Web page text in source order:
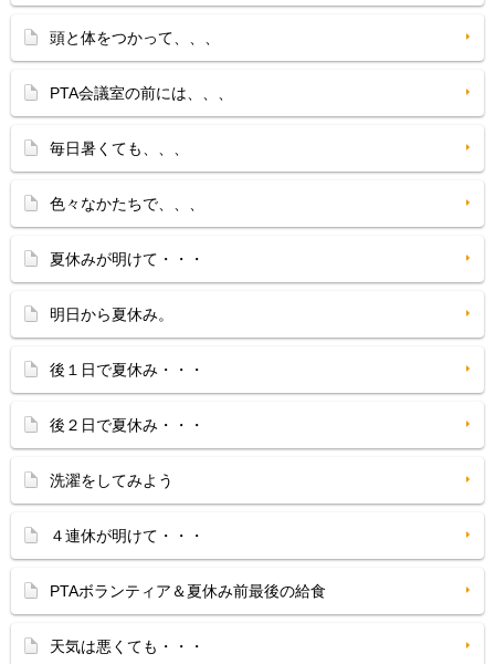
頭と体をつかって、、、
PTA会議室の前には、、、
毎日暑くても、、、
色々なかたちで、、、
夏休みが明けて・・・
明日から夏休み。
後１日で夏休み・・・
後２日で夏休み・・・
洗濯をしてみよう
４連休が明けて・・・
PTAボランティア＆夏休み前最後の給食
天気は悪くても・・・